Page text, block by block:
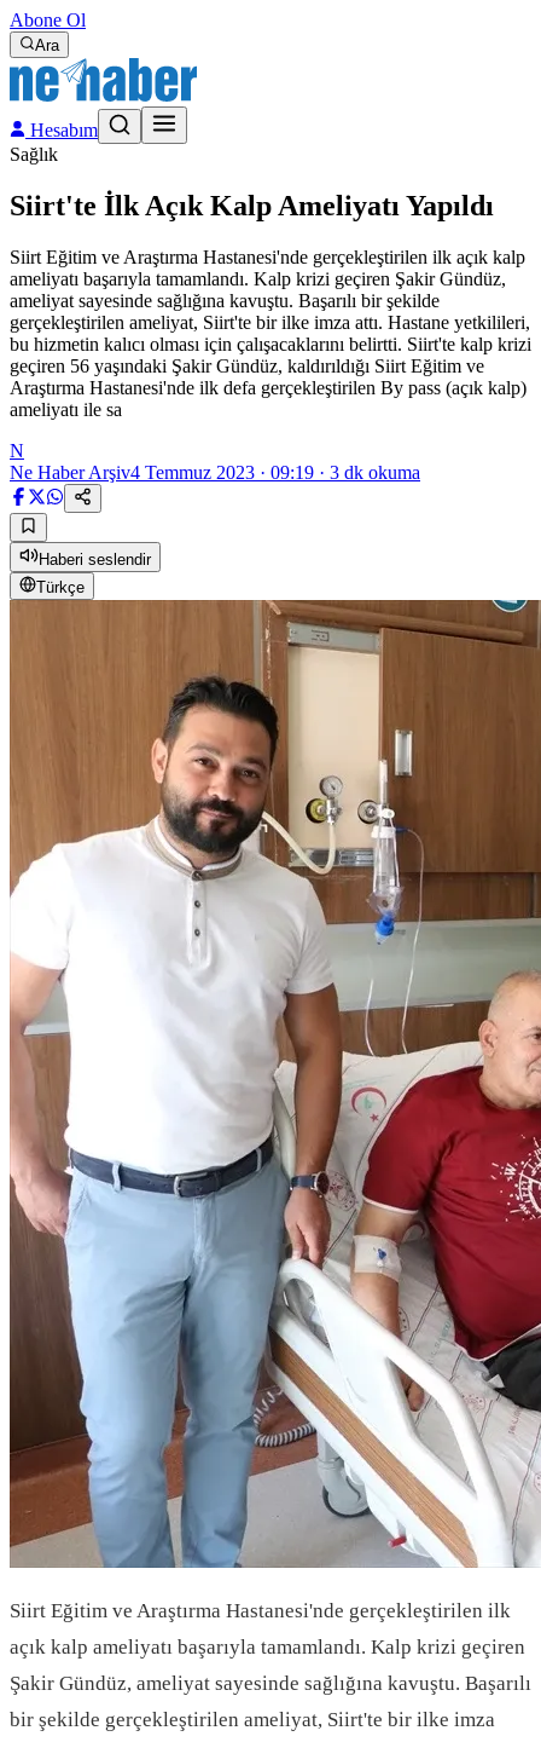
Abone Ol
Ara
Hesabım
Sağlık
Siirt'te İlk Açık Kalp Ameliyatı Yapıldı
Siirt Eğitim ve Araştırma Hastanesi'nde gerçekleştirilen ilk açık kalp
ameliyatı başarıyla tamamlandı. Kalp krizi geçiren Şakir Gündüz,
ameliyat sayesinde sağlığına kavuştu. Başarılı bir şekilde
gerçekleştirilen ameliyat, Siirt'te bir ilke imza attı. Hastane yetkilileri,
bu hizmetin kalıcı olması için çalışacaklarını belirtti. Siirt'te kalp krizi
geçiren 56 yaşındaki Şakir Gündüz, kaldırıldığı Siirt Eğitim ve
Araştırma Hastanesi'nde ilk defa gerçekleştirilen By pass (açık kalp)
ameliyatı ile sa
N
Ne Haber Arşiv4 Temmuz 2023 · 09:19 · 3 dk okuma
Haberi seslendir
Türkçe
Siirt Eğitim ve Araştırma Hastanesi'nde gerçekleştirilen ilk
açık kalp ameliyatı başarıyla tamamlandı. Kalp krizi geçiren
Şakir Gündüz, ameliyat sayesinde sağlığına kavuştu. Başarılı
bir şekilde gerçekleştirilen ameliyat, Siirt'te bir ilke imza